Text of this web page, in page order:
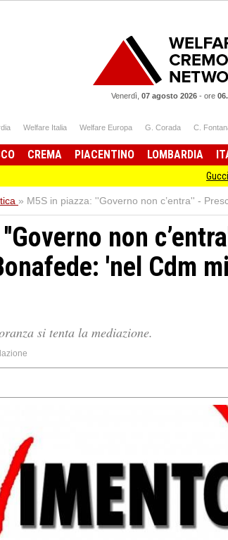
Venerdì, 07 agosto 2026 - ore
Welfare Italia Welfare Europa G. Corada C.
CREMA PIACENTINO LOMBARDIA
Guccini,
» M5S in piazza: ''Governo non c’entra'' -
non
'nel Cdm
si tenta la mediazione.